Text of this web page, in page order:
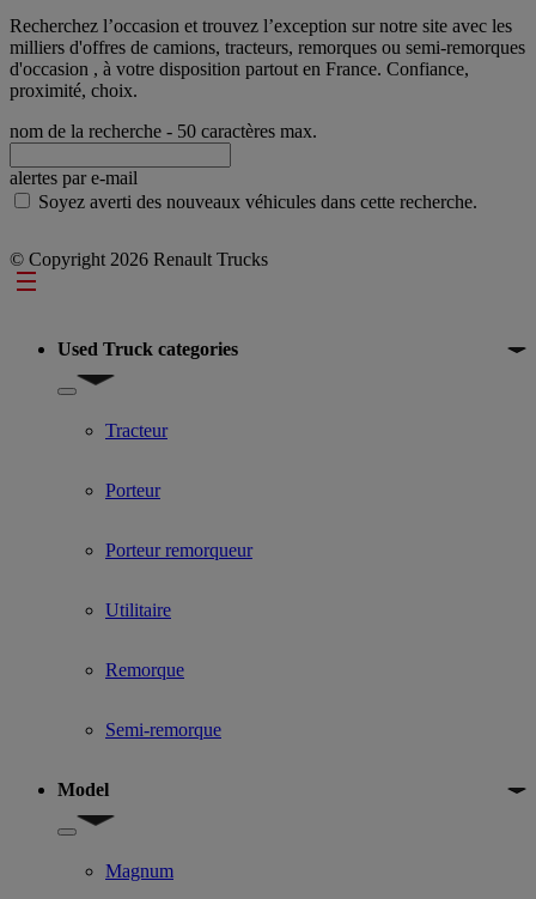
Recherchez l’occasion et trouvez l’exception sur notre site avec les
milliers d'offres de camions, tracteurs, remorques ou semi-remorques
d'occasion , à votre disposition partout en France. Confiance,
proximité, choix.
nom de la recherche - 50 caractères max.
alertes par e-mail
Soyez averti des nouveaux véhicules dans cette recherche.
© Copyright 2026 Renault Trucks
Footer
Used Truck categories
Show submenu for Used Truck categories
Tracteur
Porteur
Porteur remorqueur
Utilitaire
Remorque
Semi-remorque
Model
Show submenu for Model
Magnum